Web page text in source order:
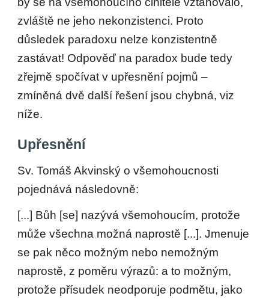
zvláště ne jeho nekonzistenci. Proto
důsledek paradoxu nelze konzistentně
zastávat! Odpověď na paradox bude tedy
zřejmě spočívat v upřesnění pojmů –
zmíněná dvě další řešení jsou chybná, viz
níže.
Upřesnění
Sv. Tomáš Akvinský o všemohoucnosti
pojednává následovně:
[...] Bůh [se] nazývá všemohoucím, protože
může všechna možná naprostě [...]. Jmenuje
se pak něco možným nebo nemožným
naprostě, z poměru výrazů: a to možným,
protože přísudek neodporuje podmětu, jako